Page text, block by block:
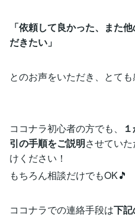
「依頼して良かった、また
だきたい」
とのお声をいただき、とて
ココナラ初心者の方でも、
引の手順をご説明させてい
けください！
もちろん相談だけでもOK🎵
ココナラでの連絡手段は下